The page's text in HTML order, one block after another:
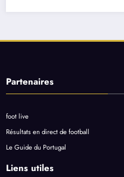
Partenaires
foot live
Résultats en direct de football
Le Guide du Portugal
Liens utiles